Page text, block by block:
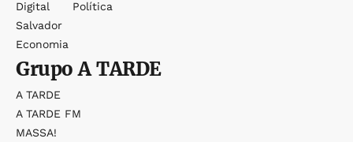
Digital
Salvador
Economia
Política
GrupoA TARDE
A TARDE
A TARDE FM
MASSA!